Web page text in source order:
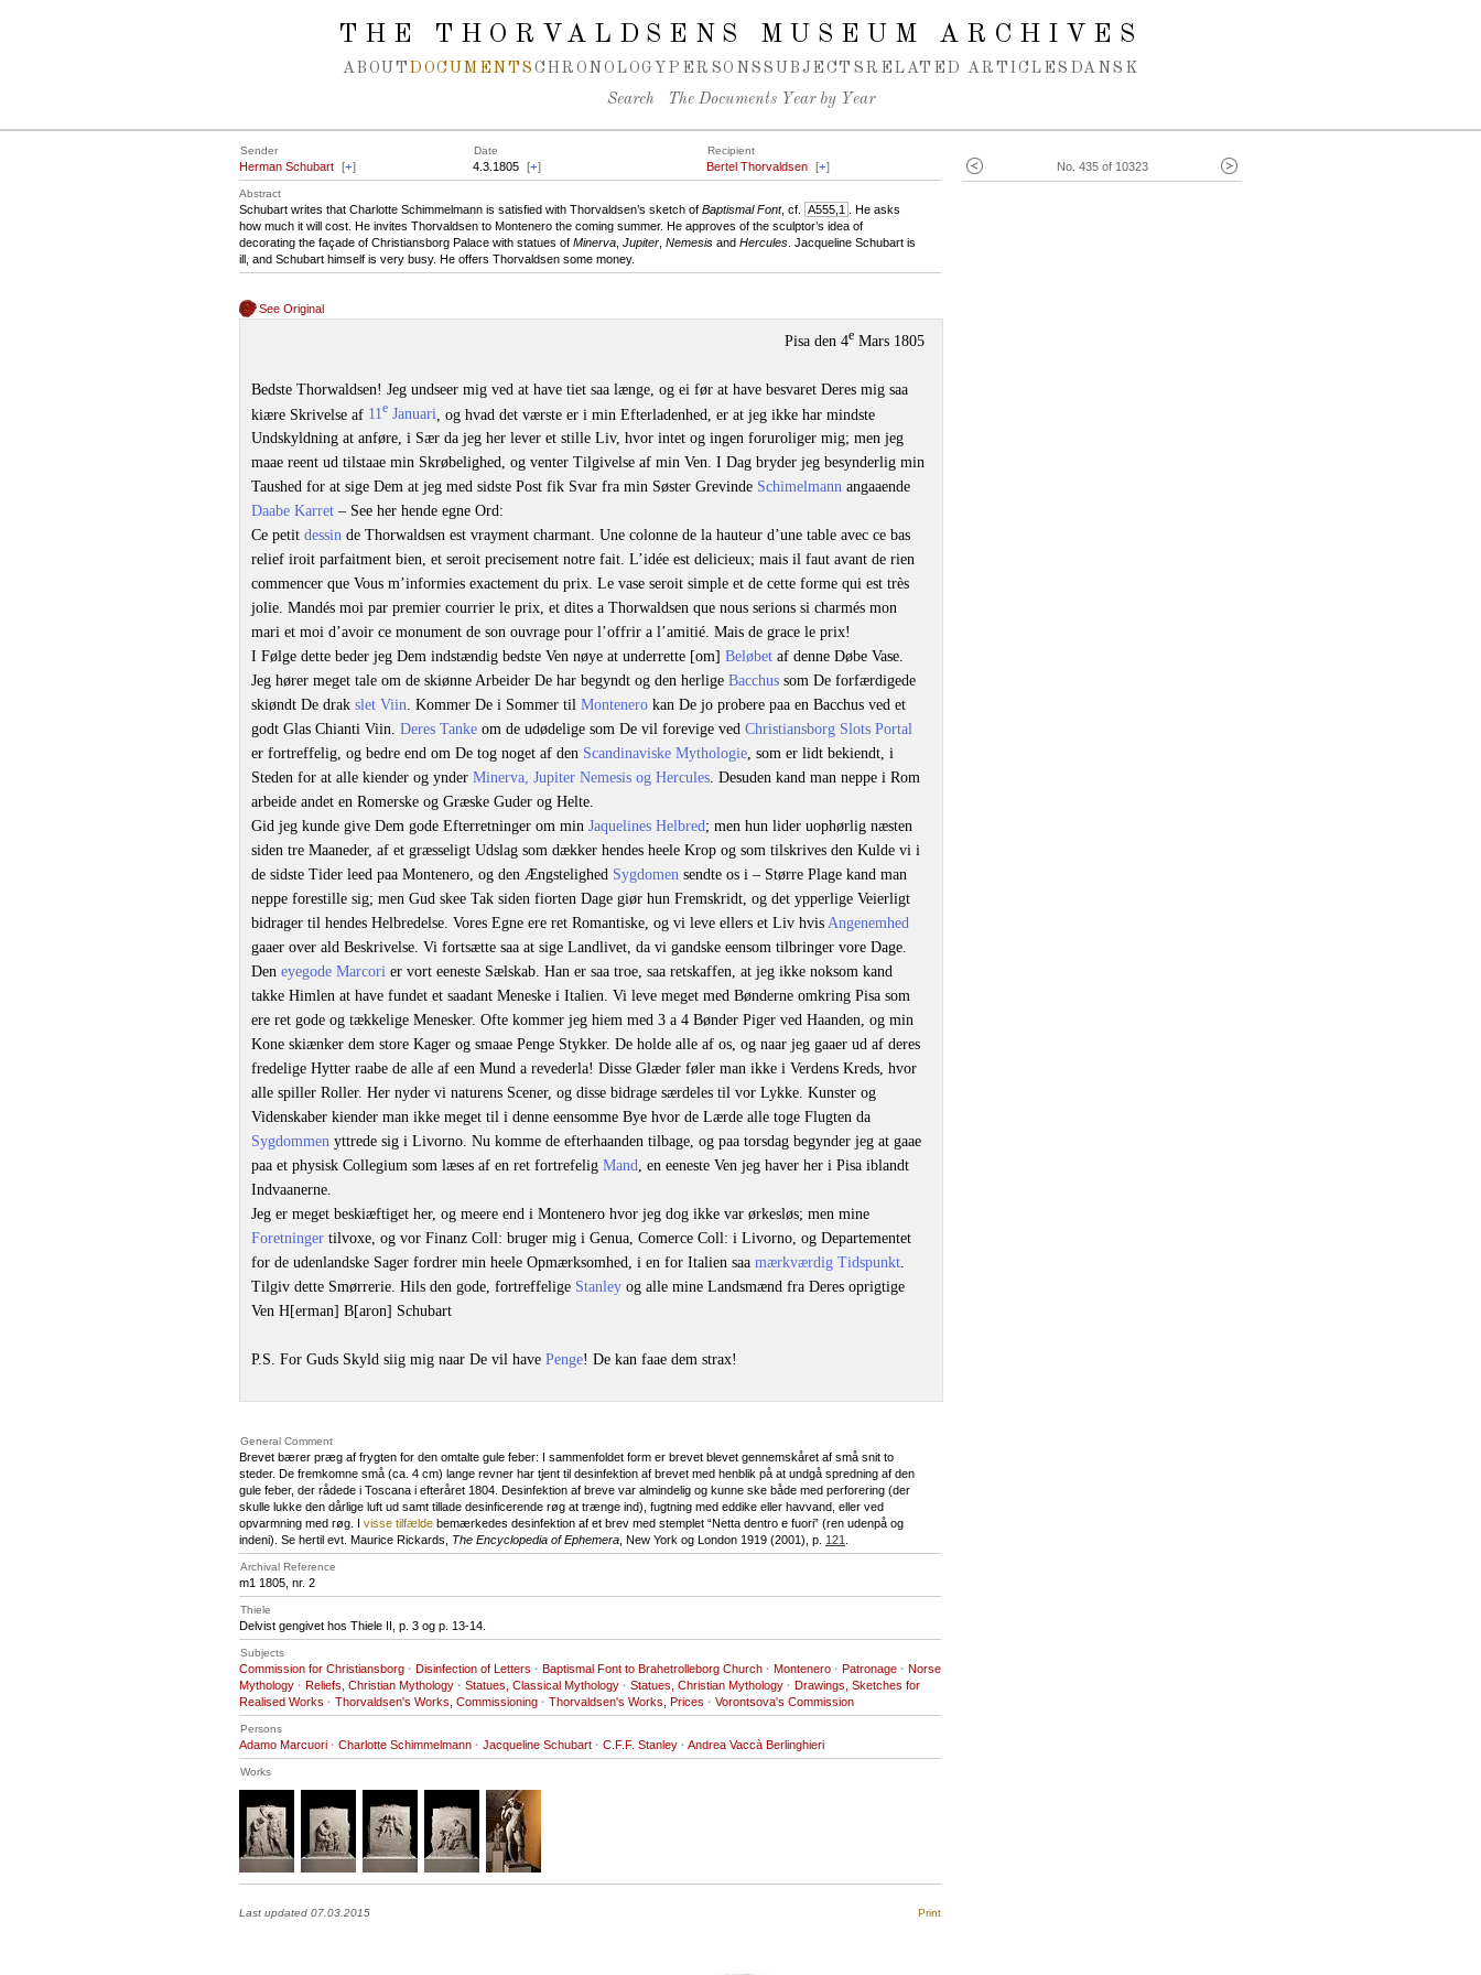
THE THORVALDSENS MUSEUM ARCHIVES
ABOUT DOCUMENTS CHRONOLOGY PERSONS SUBJECTS RELATED ARTICLES DANSK
Search The Documents Year by Year
No. 435 of 10323
Sender Date Recipient
Herman Schubart [+] 4.3.1805 [+] Bertel Thorvaldsen [+]
Abstract
Schubart writes that Charlotte Schimmelmann is satisfied with Thorvaldsen’s sketch of Baptismal Font, cf. A555,1
. He asks
how much it will cost. He invites Thorvaldsen to Montenero the coming summer. He approves of the sculptor’s idea of
decorating the façade of Christiansborg Palace with statues of Minerva Jupiter Nemesis and Hercules . Jacqueline Schubart is
ill, and Schubart himself is very busy. He offers Thorvaldsen some money.
See Original
Pisa den 4e Mars 1805
Bedste Thorwaldsen! Jeg undseer mig ved at have tiet saa længe, og ei før at have besvaret Deres mig saa
kiære Skrivelse af 11e Januari , og hvad det værste er i min Efterladenhed, er at jeg ikke har mindste
Undskyldning at anføre, i Sær da jeg her lever et stille Liv, hvor intet og ingen foruroliger mig; men jeg
maae reent ud tilstaae min Skrøbelighed, og venter Tilgivelse af min Ven. I Dag bryder jeg besynderlig min
Taushed for at sige Dem at jeg med sidste Post fik Svar fra min Søster Grevinde Schimelmann angaaende
Daabe Karret – See her hende egne Ord:
Ce petit dessin de Thorwaldsen est vrayment charmant. Une colonne de la hauteur d’une table avec ce bas
relief iroit parfaitment bien, et seroit precisement notre fait. L’idée est delicieux; mais il faut avant de rien
commencer que Vous m’informies exactement du prix. Le vase seroit simple et de cette forme qui est très
jolie. Mandés moi par premier courrier le prix, et dites a Thorwaldsen que nous serions si charmés mon
mari et moi d’avoir ce monument de son ouvrage pour l’offrir a l’amitié. Mais de grace le prix!
I Følge dette beder jeg Dem indstændig bedste Ven nøye at underrette [om] Beløbet af denne Døbe Vase.
Jeg hører meget tale om de skiønne Arbeider De har begyndt og den herlige Bacchus som De forfærdigede
skiøndt De drak slet Viin. Kommer De i Sommer til Montenero kan De jo probere paa en Bacchus ved et
godt Glas Chianti Viin. Deres Tanke om de udødelige som De vil forevige ved Christiansborg Slots Portal
er fortreffelig, og bedre end om De tog noget af den Scandinaviske Mythologie, som er lidt bekiendt, i
Steden for at alle kiender og ynder Minerva, Jupiter Nemesis og Hercules. Desuden kand man neppe i Rom
arbeide andet en Romerske og Græske Guder og Helte.
Gid jeg kunde give Dem gode Efterretninger om min Jaquelines Helbred; men hun lider uophørlig næsten
siden tre Maaneder, af et græsseligt Udslag som dækker hendes heele Krop og som tilskrives den Kulde vi i
de sidste Tider leed paa Montenero, og den Ængstelighed Sygdomen sendte os i – Større Plage kand man
neppe forestille sig; men Gud skee Tak siden fiorten Dage giør hun Fremskridt, og det ypperlige Veierligt
bidrager til hendes Helbredelse. Vores Egne ere ret Romantiske, og vi leve ellers et Liv hvis Angenemhed
gaaer over ald Beskrivelse. Vi fortsætte saa at sige Landlivet, da vi gandske eensom tilbringer vore Dage.
Den eyegode Marcori er vort eeneste Sælskab. Han er saa troe, saa retskaffen, at jeg ikke noksom kand
takke Himlen at have fundet et saadant Meneske i Italien. Vi leve meget med Bønderne omkring Pisa som
ere ret gode og tækkelige Menesker. Ofte kommer jeg hiem med 3 a 4 Bønder Piger ved Haanden, og min
Kone skiænker dem store Kager og smaae Penge Stykker. De holde alle af os, og naar jeg gaaer ud af deres
fredelige Hytter raabe de alle af een Mund a revederla! Disse Glæder føler man ikke i Verdens Kreds, hvor
alle spiller Roller. Her nyder vi naturens Scener, og disse bidrage særdeles til vor Lykke. Kunster og
Videnskaber kiender man ikke meget til i denne eensomme Bye hvor de Lærde alle toge Flugten da
Sygdommen yttrede sig i Livorno. Nu komme de efterhaanden tilbage, og paa torsdag begynder jeg at gaae
paa et physisk Collegium som læses af en ret fortrefelig Mand, en eeneste Ven jeg haver her i Pisa iblandt
Indvaanerne.
Jeg er meget beskiæftiget her, og meere end i Montenero hvor jeg dog ikke var ørkesløs; men mine
Foretninger tilvoxe, og vor Finanz Coll: bruger mig i Genua, Comerce Coll: i Livorno, og Departementet
for de udenlandske Sager fordrer min heele Opmærksomhed, i en for Italien saa mærkværdig Tidspunkt.
Tilgiv dette Smørrerie. Hils den gode, fortreffelige Stanley og alle mine Landsmænd fra Deres oprigtige
Ven H[erman] B[aron] Schubart
P.S. For Guds Skyld siig mig naar De vil have Penge! De kan faae dem strax!
General Comment
Brevet bærer præg af frygten for den omtalte gule feber: I sammenfoldet form er brevet blevet gennemskåret af små snit to
steder. De fremkomne små (ca. 4 cm) lange revner har tjent til desinfektion af brevet med henblik på at undgå spredning af den
gule feber, der rådede i Toscana i efteråret 1804. Desinfektion af breve var almindelig og kunne ske både med perforering (der
skulle lukke den dårlige luft ud samt tillade desinficerende røg at trænge ind), fugtning med eddike eller havvand, eller ved
opvarmning med røg. I visse tilfælde bemærkedes desinfektion af et brev med stemplet “Netta dentro e fuori” (ren udenpå og
indeni). Se hertil evt. Maurice Rickards, The Encyclopedia of Ephemera , New York og London 1919 (2001), p. 121
Archival Reference
m1 1805, nr. 2
Thiele
Delvist gengivet hos Thiele II, p. 3 og p. 13-14.
Subjects
Commission for Christiansborg · Disinfection of Letters · Baptismal Font to Brahetrolleborg Church · Montenero · Patronage · Norse
Mythology · Reliefs, Christian Mythology · Statues, Classical Mythology · Statues, Christian Mythology · Drawings, Sketches for
Realised Works · Thorvaldsen's Works, Commissioning · Thorvaldsen's Works, Prices · Vorontsova's Commission
Persons
Adamo Marcuori · Charlotte Schimmelmann · Jacqueline Schubart · C.F.F. Stanley · Andrea Vaccà Berlinghieri
Works
Last updated 07.03.2015 Print